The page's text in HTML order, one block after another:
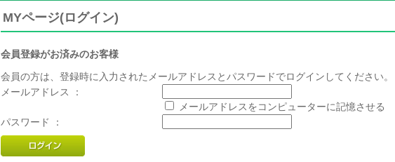
MYページ(ログイン)
会員登録がお済みのお客様
会員の方は、登録時に入力されたメールアドレスとパスワードでログインしてください。
メールアドレス ：
メールアドレスをコンピューターに記憶させる
パスワード ：